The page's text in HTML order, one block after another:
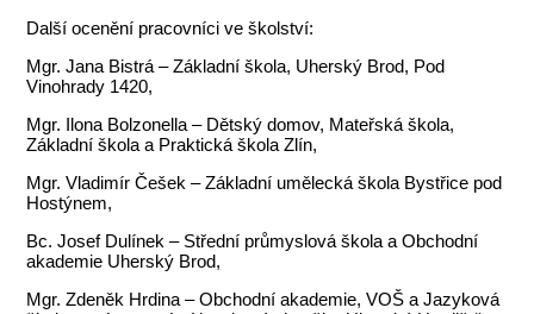
Další ocenění pracovníci ve školství:
Mgr. Jana Bistrá – Základní škola, Uherský Brod, Pod
Vinohrady 1420,
Mgr. Ilona Bolzonella – Dětský domov, Mateřská škola,
Základní škola a Praktická škola Zlín,
Mgr. Vladimír Češek – Základní umělecká škola Bystřice pod
Hostýnem,
Bc. Josef Dulínek – Střední průmyslová škola a Obchodní
akademie Uherský Brod,
Mgr. Zdeněk Hrdina – Obchodní akademie, VOŠ a Jazyková